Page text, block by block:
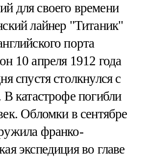
для своего времени
лайнер "Титаник"
порта
10 апреля 1912 года
спустя столкнулся с
В катастрофе погибли
Обломки в сентябре
франко-
экспедиция во главе